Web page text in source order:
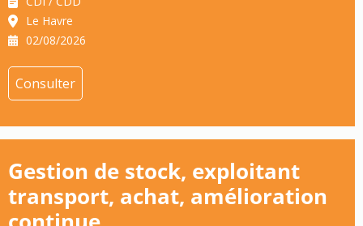
Le Havre
02/08/2026
Consulter
Gestion de stock, exploitant
transport, achat, amélioration